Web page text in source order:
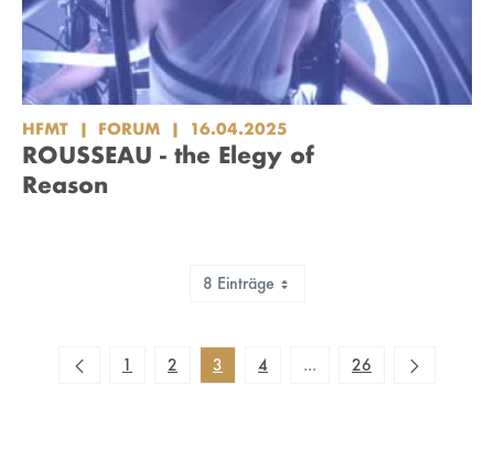
HFMT FORUM 16.04.2025
ROUSSEAU - the Elegy of
Reason
8 Einträge
1 2 3 4 ...Zwischenseiten
26